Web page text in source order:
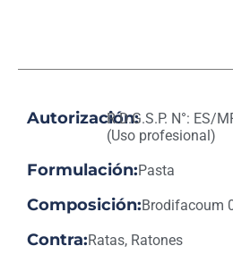
Autorización:R.D.G.S.P. N°: ES/
(Uso profesional)
Formulación:Pasta
Composición:Brodifacoum
Contra:Ratas, Ratones